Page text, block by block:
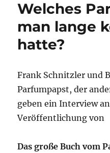
Welches
man lange
hatte?
Frank Schnitzler und
Parfumpapst, der
geben ein Interview
Veröffentlichung von
Das große Buch vom